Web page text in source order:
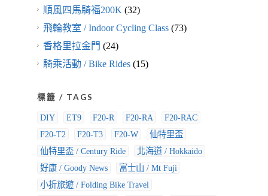
順風四馬騎福200K(32)
飛輪教室 / Indoor Cycling Class(73)
香格里拉金門 (24)
騎乘活動 / Bike Rides(15)
標籤 / TAGS
DIY ET9 F20-R F20-RA
F20-RAC
F20-T2
F20-T3 F20-W
仙特里盃
仙特里盃 / Century Ride
北海道 / Hokkaido
好康 / Goody News
富士山 / Mt Fuji
小折旅遊 / Folding Bike Travel